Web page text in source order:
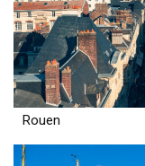
Rouen